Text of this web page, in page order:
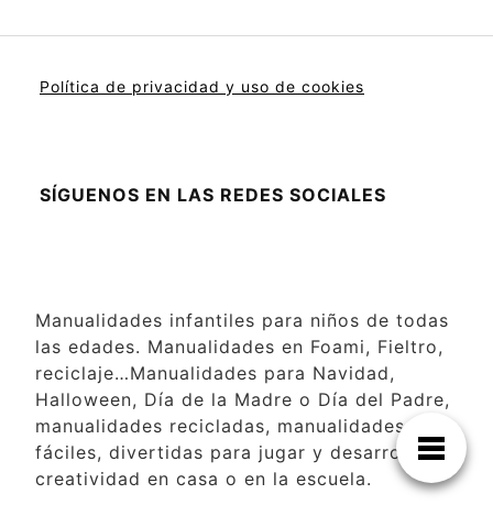
Política de privacidad y uso de cookies
SÍGUENOS EN LAS REDES SOCIALES
Manualidades infantiles para niños de todas
las edades. Manualidades en Foami, Fieltro,
reciclaje…Manualidades para Navidad,
Halloween, Día de la Madre o Día del Padre,
manualidades recicladas, manualidades
fáciles, divertidas para jugar y desarrollar la
creatividad en casa o en la escuela.